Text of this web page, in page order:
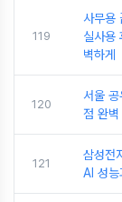
119
사무
실사용
벽하게
120
서울 공
점 완벽
121
삼성전
AI 성능